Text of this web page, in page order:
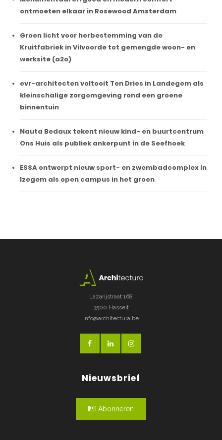
ontmoeten elkaar in Rosewood Amsterdam
Groen licht voor herbestemming van de
Kruitfabriek in Vilvoorde tot gemengde woon- en
werksite (a2o)
evr-architecten voltooit Ten Dries in Landegem als
kleinschalige zorgomgeving rond een groene
binnentuin
Nauta Bedaux tekent nieuw kind- en buurtcentrum
Ons Huis als publiek ankerpunt in de Seefhoek
ESSA ontwerpt nieuw sport- en zwembadcomplex in
Izegem als open campus in het groen
Lazarijstraat 168
3500 Hasselt
info@architectura.be
Nieuwsbrief
Abonneren